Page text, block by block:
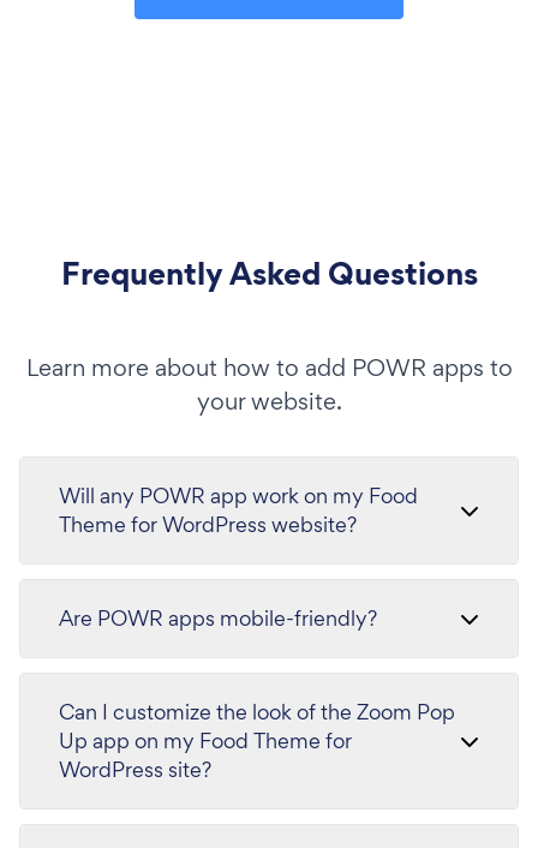
Frequently Asked Questions
Learn more about how to add POWR apps to
your website.
Will any POWR app work on my Food
Theme for WordPress website?
Are POWR apps mobile-friendly?
Can I customize the look of the Zoom Pop
Up app on my Food Theme for
WordPress site?